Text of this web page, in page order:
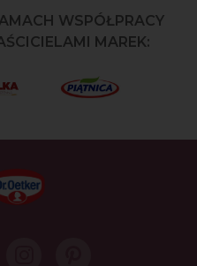
WSPÓŁPRACY
MAREK: